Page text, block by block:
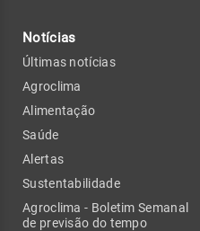
Notícias
Últimas notícias
Agroclima
Alimentação
Saúde
Alertas
Sustentabilidade
Agroclima - Boletim Semanal
de previsão do tempo